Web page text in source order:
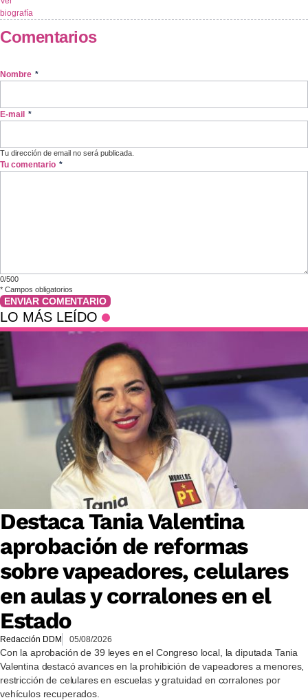
biografía
Comentarios
Nombre *
E-mail *
Tu dirección de email no será publicada.
Tu comentario *
0/500
* Campos obligatorios
ENVIAR COMENTARIO
LO MÁS LEÍDO
Destaca Tania Valentina
aprobación de reformas
sobre vapeadores, celulares
en aulas y corralones en el
Estado
Redacción DDM 05/08/2026
Con la aprobación de 39 leyes en el Congreso local, la diputada Tania
Valentina destacó avances en la prohibición de vapeadores a menores,
restricción de celulares en escuelas y gratuidad en corralones por
vehículos recuperados.